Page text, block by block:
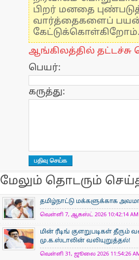
பிறர் மனதை
வார்த்தைகளைப்
கேட்டுக்கொள்கிறோம்.
ஆங்கிலத்தில் தட்டச்சு
பெயர்:
கருத்து:
மேலும் தொடரும்
தமிழ்நாட்டு மக்களுக்காக
வெள்ளி 7, ஆகஸ்ட் 2026 10:42:14 AM
மின் ரீடிங் குளறுபடிகள்
மு.க.ஸ்டாலின் வலியுறுத்தல்!
வெள்ளி 31, ஜூலை 2026 11:54:26